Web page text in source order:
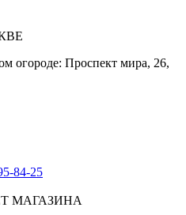
огороде: Проспект мира, 26,
84-25
МАГАЗИНА